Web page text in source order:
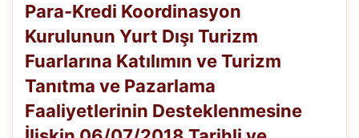
Koordinasyon
Kurulunun
Yurt
Turizm
Fuarlarına
Katılımın
ve
Turizm
Tanıtma
Para-Kredi Koordinasyon
Kurulunun Yurt Dışı Turizm
Fuarlarına Katılımın ve Turizm
Tanıtma ve Pazarlama
Faaliyetlerinin Desteklenmesine